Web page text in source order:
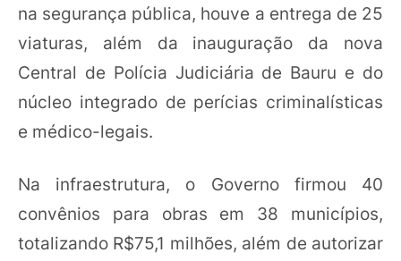
na segurança pública, houve a entrega de 25
viaturas, além da inauguração da nova
Central de Polícia Judiciária de Bauru e do
núcleo integrado de perícias criminalísticas
e médico-legais.
Na infraestrutura, o Governo firmou 40
convênios para obras em 38 municípios,
totalizando R$75,1 milhões, além de autorizar